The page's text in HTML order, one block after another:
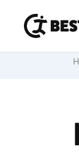
Ga naar inhoud